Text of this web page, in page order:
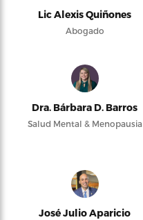
Lic Alexis Quiñones
Abogado
Dra. Bárbara D. Barros
Salud Mental & Menopausia
José Julio Aparicio